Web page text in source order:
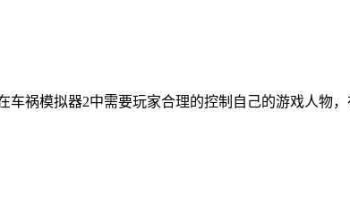
祸模拟器2中需要玩家合理的控制自己的游戏人物